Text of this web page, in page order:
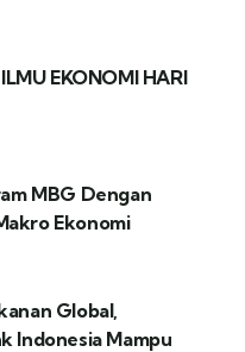
EKONOMI HARI
MBG Dengan
Ekonomi
Global,
Indonesia Mampu